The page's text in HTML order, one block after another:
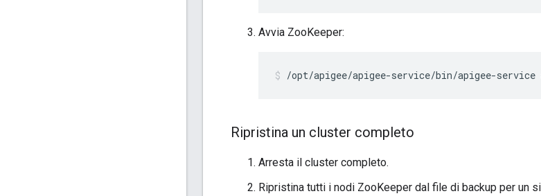
Avvia ZooKeeper:
/opt/apigee/apigee-service/bin/apigee-service
Ripristina un cluster completo
Arresta il cluster completo.
Ripristina tutti i nodi ZooKeeper dal file di backup per un